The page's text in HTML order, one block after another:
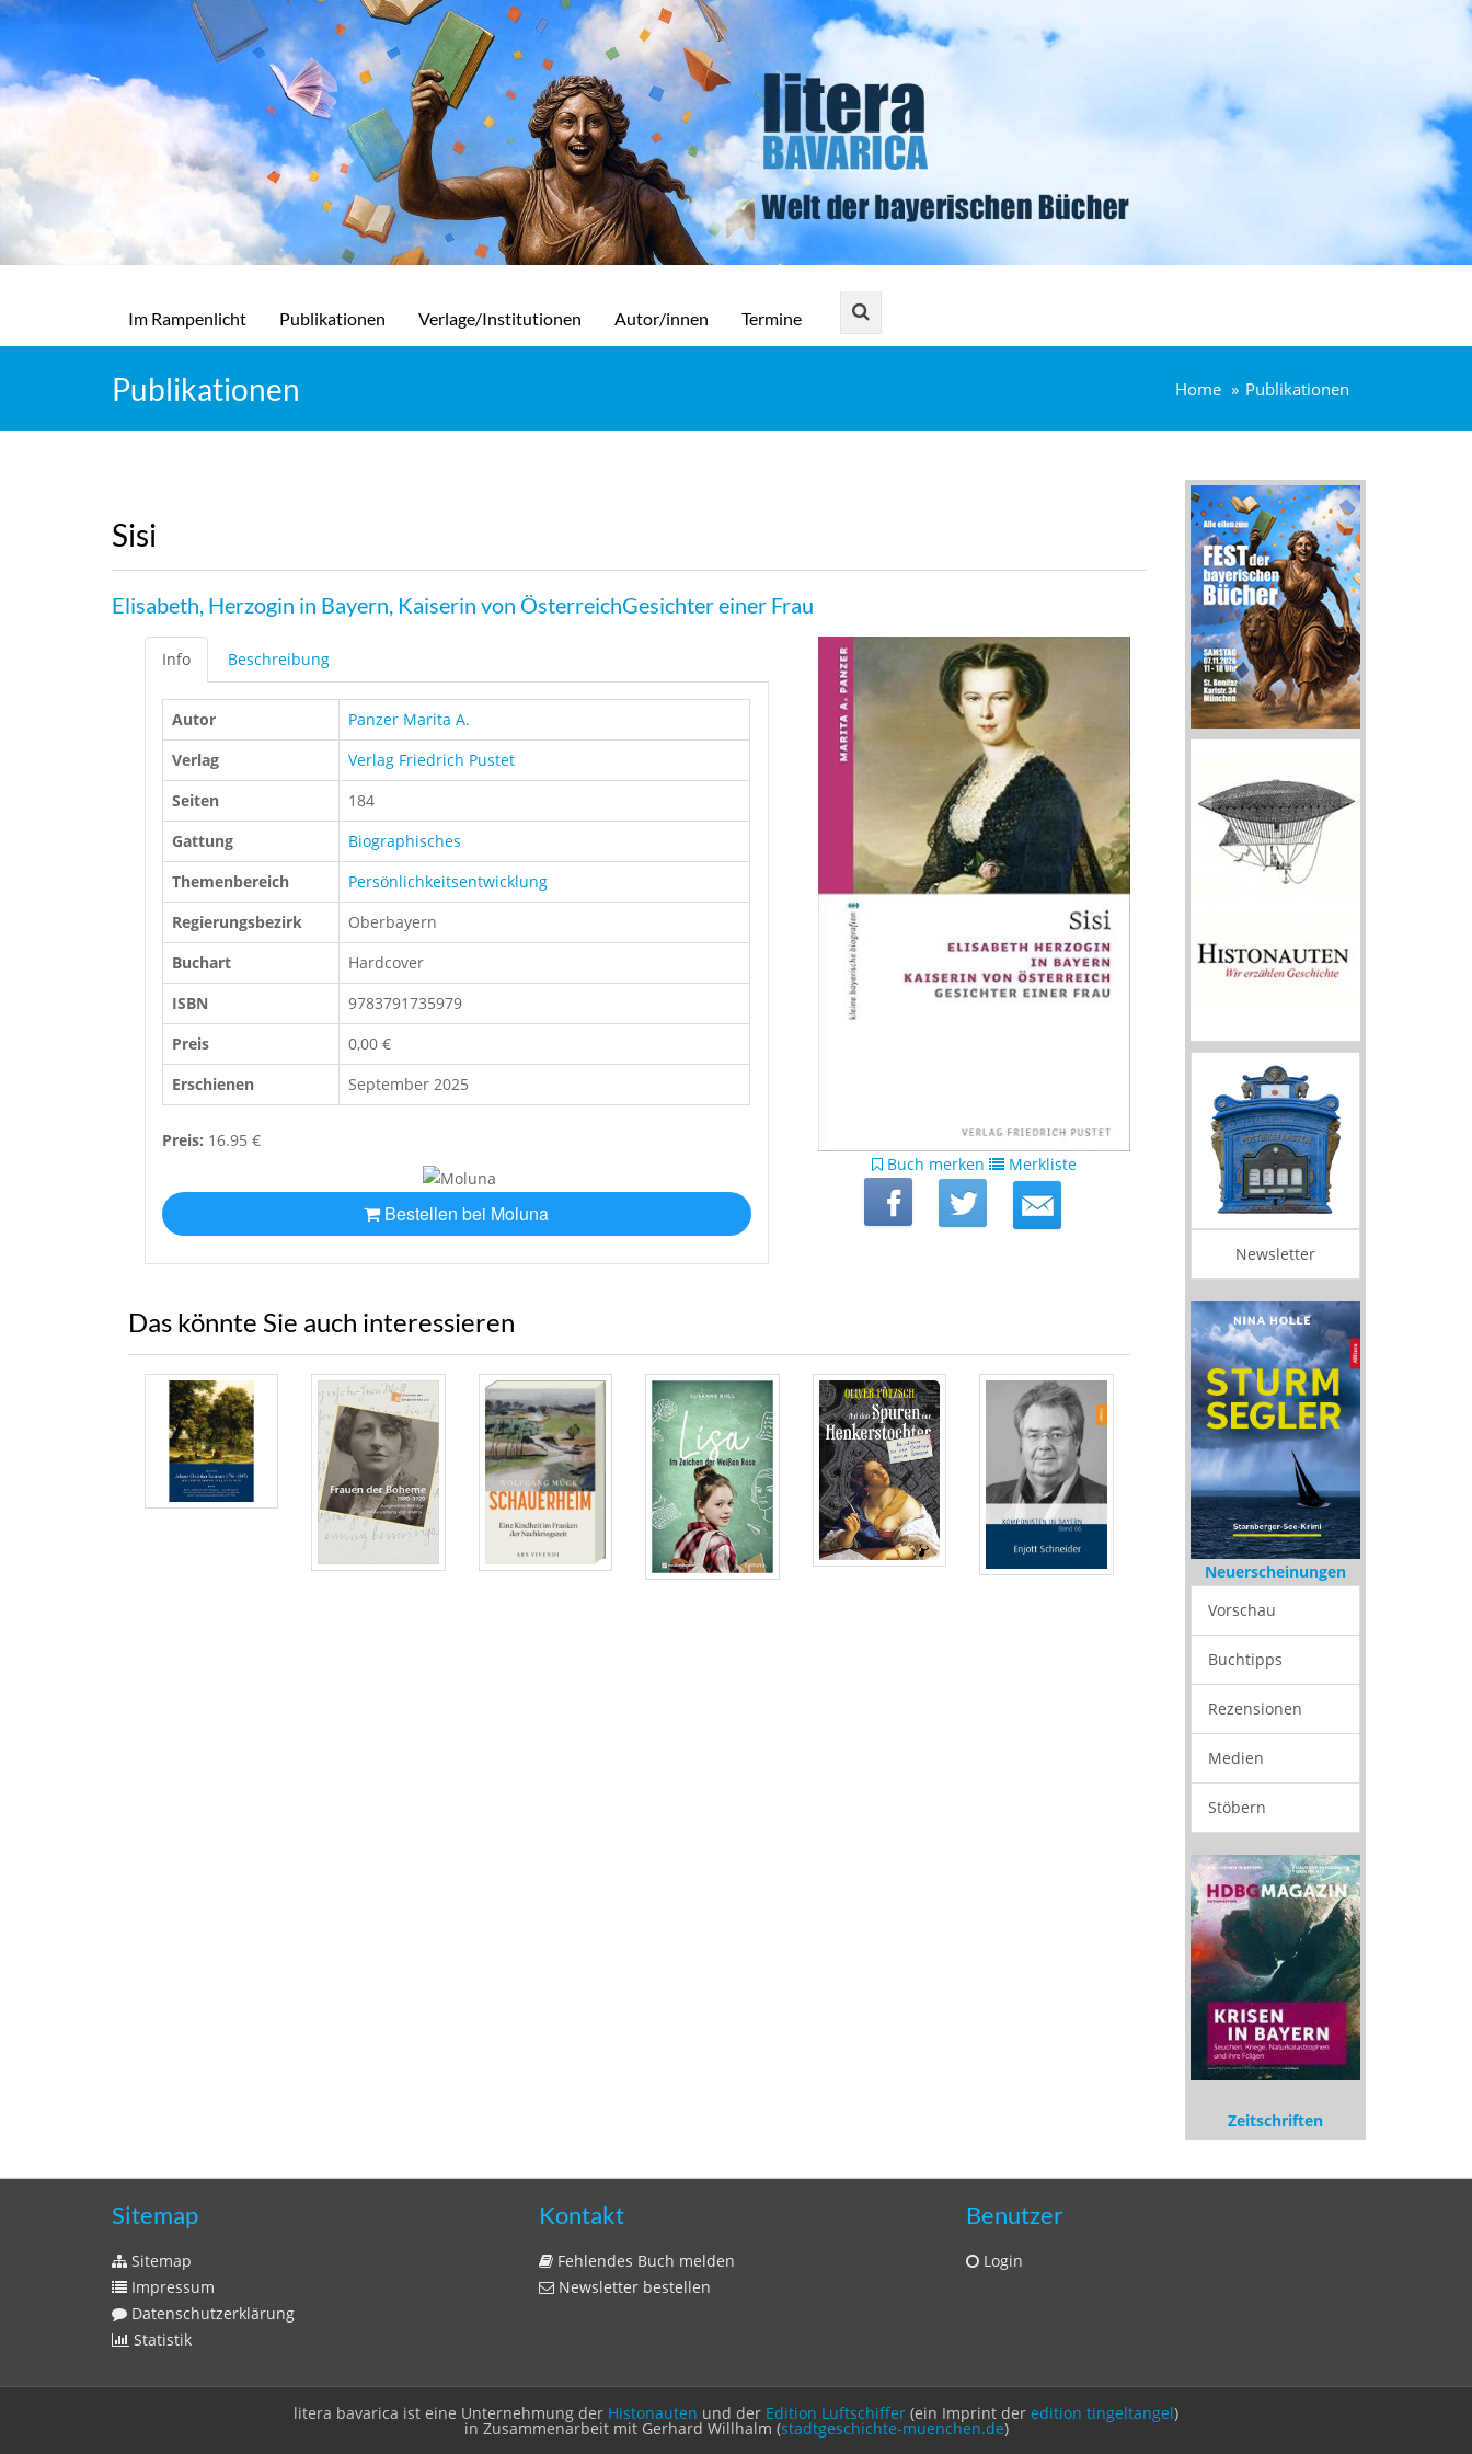
Im Rampenlicht Publikationen Verlage/Institutionen Autor/innen Termine
Publikationen Home Publikationen
Sisi
Elisabeth, Herzogin in Bayern, Kaiserin von ÖsterreichGesichter einer Frau
Info Beschreibung
Autor
Panzer Marita A.
Verlag
Verlag Friedrich Pustet
Seiten
184
Gattung
Biographisches
Themenbereich
Persönlichkeitsentwicklung
Regierungsbezirk
Oberbayern
Buchart
Hardcover
ISBN
9783791735979
Preis
0,00 €
Erschienen
September 2025
Preis: 16.95 €
Bestellen bei Moluna
Buch merken Merkliste
Das könnte Sie auch interessieren
Newsletter
Neuerscheinungen
Vorschau
Buchtipps
Rezensionen
Medien
Stöbern
Zeitschriften
Sitemap
Sitemap
Impressum
Datenschutzerklärung
Statistik
Kontakt
Fehlendes Buch melden
Newsletter bestellen
Benutzer
Login
litera bavarica ist eine Unternehmung der Histonauten und der Edition Luftschiffer (ein Imprint der edition tingeltangel)
in Zusammenarbeit mit Gerhard Willhalm (stadtgeschichte-muenchen.de)